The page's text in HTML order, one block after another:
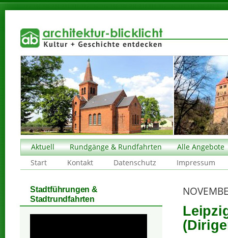
Aktuell Rundgänge & Rundfahrten
Alle Angebote
Start
Kontakt Datenschutz Impressum
Stadtführungen &
Stadtrundfahrten